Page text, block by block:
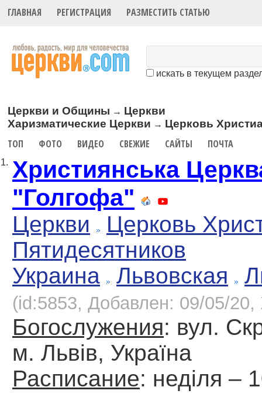
ГЛАВНАЯ РЕГИСТРАЦИЯ РАЗМЕСТИТЬ СТАТЬЮ
искать в текущем
Церкви и Общины → Церкви
Харизматические Церкви → Церковь
ТОП ФОТО ВИДЕО СВЕЖИЕ САЙТЫ ПОЧТА
1. Християнська
"Голгофа"
Церкви
Церковь
Пятидесятников
Украина
Львовская
(id:5853, Добавлен: 09/05/20,
Богослужения: вул.
м. Львів, Україна
Расписание: неділя –